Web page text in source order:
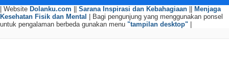
| Website Dolanku.com Sarana Inspirasi dan Kebahagiaan
Menjaga
Kesehatan Fisik dan Mental
| Bagi pengunjung yang menggunakan ponsel
untuk pengalaman berbeda gunakan menu "tampilan desktop"